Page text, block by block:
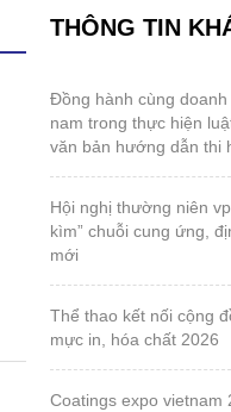
THÔNG TIN
đồng hành cùng doanh nghiệp sơn và mực in việt
nam trong thực hiện
văn bản hướng dẫn thi
hội nghị thường niên vpia 2026: hóa giải “gọng
kìm” chuỗi cung ứng,
mới
thể thao kết nối cộng đồng doanh nghiệp sơn,
mực in, hóa chất 2026
coatings expo vietnam 2026: sẵn sàng cho